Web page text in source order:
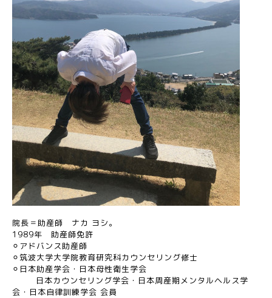
院長＝助産師 ナカ ヨシ。
1989年 助産師免許
⚪︎アドバンス助産師
⚪︎筑波大学大学院教育研究科カウンセリング修士
⚪︎日本助産学会・日本母性衛生学会
日本カウンセリング学会・日本周産期メンタルヘルス学
会・日本自律訓練学会 会員